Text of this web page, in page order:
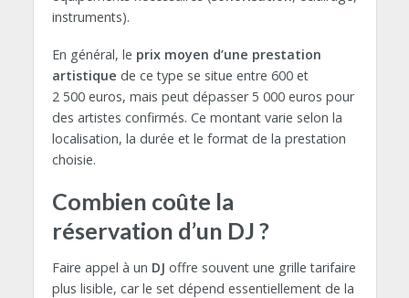
instruments).
En général, le prix moyen d’une prestation
artistique de ce type se situe entre 600 et
2 500 euros, mais peut dépasser 5 000 euros pour
des artistes confirmés. Ce montant varie selon la
localisation, la durée et le format de la prestation
choisie.
Combien coûte la
réservation d’un DJ ?
Faire appel à un DJ offre souvent une grille tarifaire
plus lisible, car le set dépend essentiellement de la